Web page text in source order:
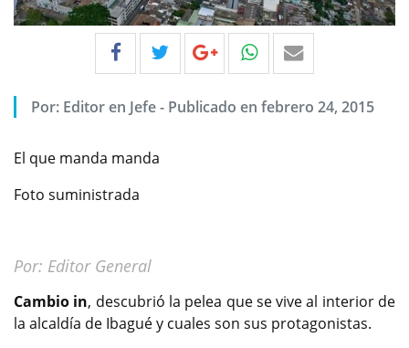
Por: Editor en Jefe- Publicado en febrero 24, 2015
El que manda manda
Foto suministrada
Por: Editor General
Cambio in, descubrió la pelea que se vive al interior de
la alcaldía de Ibagué y cuales son sus protagonistas.